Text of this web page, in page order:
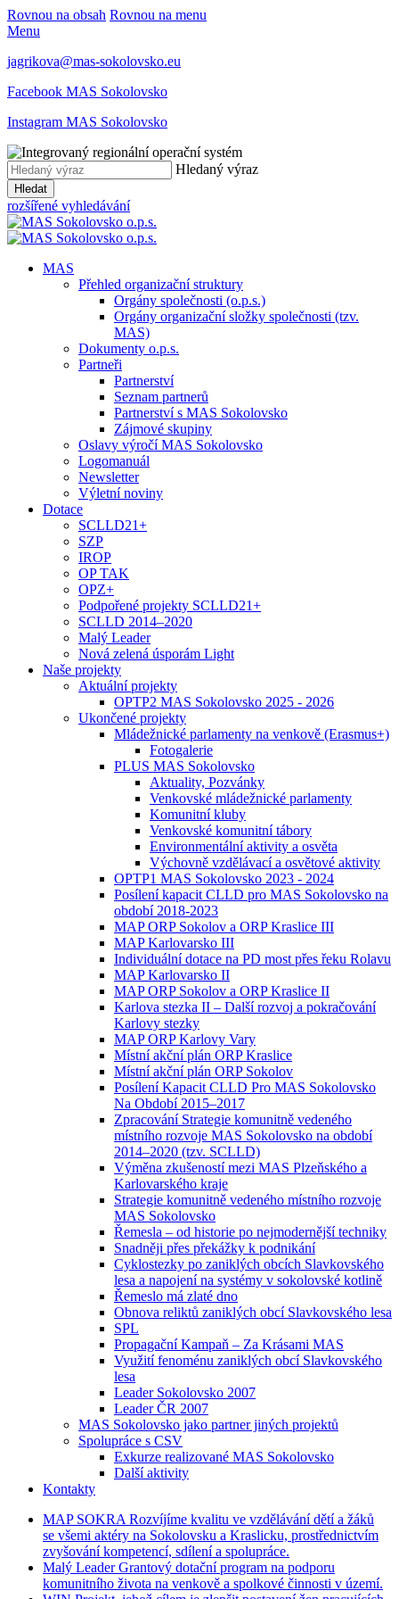
Rovnou na obsah Rovnou na menu
Menu
jagrikova@mas-sokolovsko.eu
Facebook MAS Sokolovsko
Instagram MAS Sokolovsko
Hledaný výraz
Hledat
rozšířené vyhledávání
MAS
Přehled organizační struktury
Orgány společnosti (o.p.s.)
Orgány organizační složky společnosti (tzv.
MAS)
Dokumenty o.p.s.
Partneři
Partnerství
Seznam partnerů
Partnerství s MAS Sokolovsko
Zájmové skupiny
Oslavy výročí MAS Sokolovsko
Logomanuál
Newsletter
Výletní noviny
Dotace
SCLLD21+
SZP
IROP
OP TAK
OPZ+
Podpořené projekty SCLLD21+
SCLLD 2014–2020
Malý Leader
Nová zelená úsporám Light
Naše projekty
Aktuální projekty
OPTP2 MAS Sokolovsko 2025 - 2026
Ukončené projekty
Mládežnické parlamenty na venkově (Erasmus+)
Fotogalerie
PLUS MAS Sokolovsko
Aktuality, Pozvánky
Venkovské mládežnické parlamenty
Komunitní kluby
Venkovské komunitní tábory
Environmentální aktivity a osvěta
Výchovně vzdělávací a osvětové aktivity
OPTP1 MAS Sokolovsko 2023 - 2024
Posílení kapacit CLLD pro MAS Sokolovsko na
období 2018-2023
MAP ORP Sokolov a ORP Kraslice III
MAP Karlovarsko III
Individuální dotace na PD most přes řeku Rolavu
MAP Karlovarsko II
MAP ORP Sokolov a ORP Kraslice II
Karlova stezka II – Další rozvoj a pokračování
Karlovy stezky
MAP ORP Karlovy Vary
Místní akční plán ORP Kraslice
Místní akční plán ORP Sokolov
Posílení Kapacit CLLD Pro MAS Sokolovsko
Na Období 2015–2017
Zpracování Strategie komunitně vedeného
místního rozvoje MAS Sokolovsko na období
2014–2020 (tzv. SCLLD)
Výměna zkušeností mezi MAS Plzeňského a
Karlovarského kraje
Strategie komunitně vedeného místního rozvoje
MAS Sokolovsko
Řemesla – od historie po nejmodernější techniky
Snadněji přes překážky k podnikání
Cyklostezky po zaniklých obcích Slavkovského
lesa a napojení na systémy v sokolovské kotlině
Řemeslo má zlaté dno
Obnova reliktů zaniklých obcí Slavkovského lesa
SPL
Propagační Kampaň – Za Krásami MAS
Využití fenoménu zaniklých obcí Slavkovského
lesa
Leader Sokolovsko 2007
Leader ČR 2007
MAS Sokolovsko jako partner jiných projektů
Spolupráce s CSV
Exkurze realizované MAS Sokolovsko
Další aktivity
Kontakty
MAPSOKRA Rozvíjíme kvalitu ve vzdělávání dětí a žáků
se všemi aktéry na Sokolovsku a Kraslicku, prostřednictvím
zvyšování kompetencí, sdílení a spolupráce.
Malý Leader Grantový dotační program na podporu
komunitního života na venkově a spolkové činnosti v území.